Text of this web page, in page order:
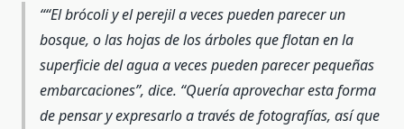
“El brócoli y el perejil a veces pueden parecer un
bosque, o las hojas de los árboles que flotan en la
superficie del agua a veces pueden parecer pequeñas
embarcaciones”, dice. “Quería aprovechar esta forma
de pensar y expresarlo a través de fotografías, así que